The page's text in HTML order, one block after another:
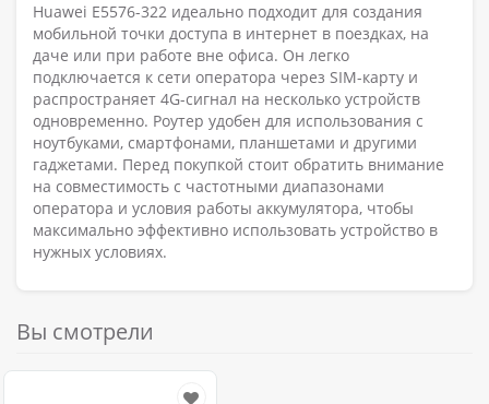
Huawei E5576-322 идеально подходит для создания
мобильной точки доступа в интернет в поездках, на
даче или при работе вне офиса. Он легко
подключается к сети оператора через SIM-карту и
распространяет 4G-сигнал на несколько устройств
одновременно. Роутер удобен для использования с
ноутбуками, смартфонами, планшетами и другими
гаджетами. Перед покупкой стоит обратить внимание
на совместимость с частотными диапазонами
оператора и условия работы аккумулятора, чтобы
максимально эффективно использовать устройство в
нужных условиях.
Вы смотрели